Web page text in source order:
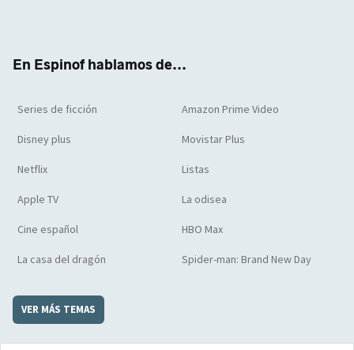
En Espinof hablamos de...
Series de ficción Amazon Prime Video
Disney plus Movistar Plus
Netflix Listas
Apple TV La odisea
Cine español HBO Max
La casa del dragón Spider-man: Brand New Day
VER MÁS TEMAS